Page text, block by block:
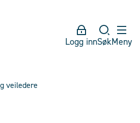
Logg innSøkMeny
veiledere